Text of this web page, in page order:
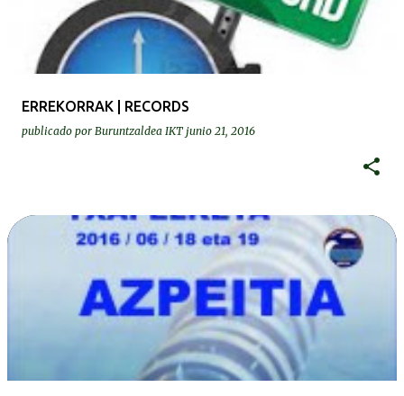
ERREKORRAK | RECORDS
publicado por Buruntzaldea IKT junio 21, 2016